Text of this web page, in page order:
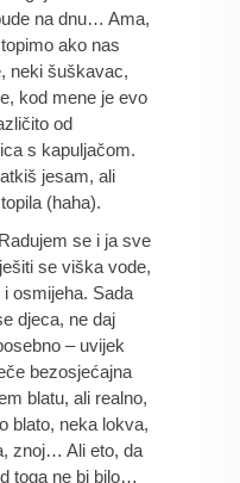
na dnu… Ama,
ako nas
neki šuškavac,
kod mene je evo
od
s kapuljačom.
jesam, ali
(haha).
se i ja sve
se viška vode,
osmijeha. Sada
djeca, ne daj
– uvijek
bezosjećajna
blatu, ali realno,
blato, neka lokva,
znoj… Ali eto, da
toga ne bi bilo…